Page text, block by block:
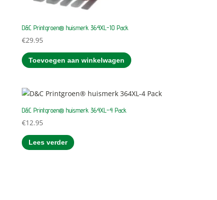
D&C Printgroen® huismerk 364XL-10 Pack
€29.95
Toevoegen aan winkelwagen
D&C Printgroen® huismerk 364XL-4 Pack
€12.95
Lees verder